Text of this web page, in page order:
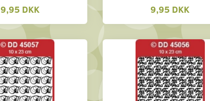
9,95 DKK 9,95 DKK